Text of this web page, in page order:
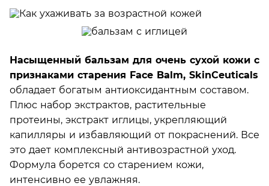
Насыщенный бальзам для очень сухой кожи с
признаками старения Face Balm, SkinCeuticals
обладает богатым антиоксидантным составом.
Плюс набор экстрактов, растительные
протеины, экстракт иглицы, укрепляющий
капилляры и избавляющий от покраснений. Все
это дает комплексный антивозрастной уход.
Формула борется со старением кожи,
интенсивно ее увлажняя.